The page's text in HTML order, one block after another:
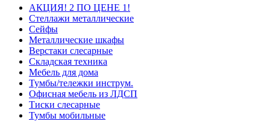
АКЦИЯ! 2 ПО ЦЕНЕ 1!
Стеллажи металлические
Сейфы
Металлические шкафы
Верстаки слесарные
Складская техника
Мебель для дома
Тумбы/тележки инструм.
Офисная мебель из ЛДСП
Тиски слесарные
Тумбы мобильные